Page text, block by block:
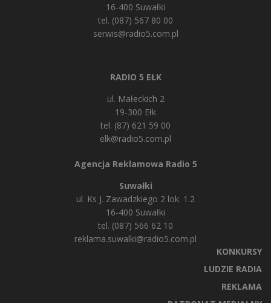
16-400 Suwałki
tel. (087) 567 80 00
serwis@radio5.com.pl
RADIO 5 EŁK
ul. Małeckich 2
19-300 Ełk
tel. (87) 621 59 00
elk@radio5.com.pl
Agencja Reklamowa Radio 5
Suwałki
ul. Ks J. Zawadzkiego 2 lok. 1.2
16-400 Suwałki
tel. (087) 566 62 10
reklama.suwalki@radio5.com.pl
KONKURSY
LUDZIE RADIA
REKLAMA